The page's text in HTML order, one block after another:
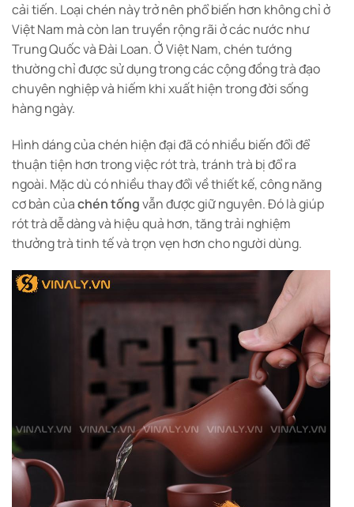
cải tiến. Loại chén này trở nên phổ biến hơn không chỉ ở
Việt Nam mà còn lan truyền rộng rãi ở các nước như
Trung Quốc và Đài Loan. Ở Việt Nam, chén tướng
thường chỉ được sử dụng trong các cộng đồng trà đạo
chuyên nghiệp và hiếm khi xuất hiện trong đời sống
hàng ngày.
Hình dáng của chén hiện đại đã có nhiều biến đổi để
thuận tiện hơn trong việc rót trà, tránh trà bị đổ ra
ngoài. Mặc dù có nhiều thay đổi về thiết kế, công năng
cơ bản củachén tốngvẫn được giữ nguyên. Đó là giúp
rót trà dễ dàng và hiệu quả hơn, tăng trải nghiệm
thưởng trà tinh tế và trọn vẹn hơn cho người dùng.